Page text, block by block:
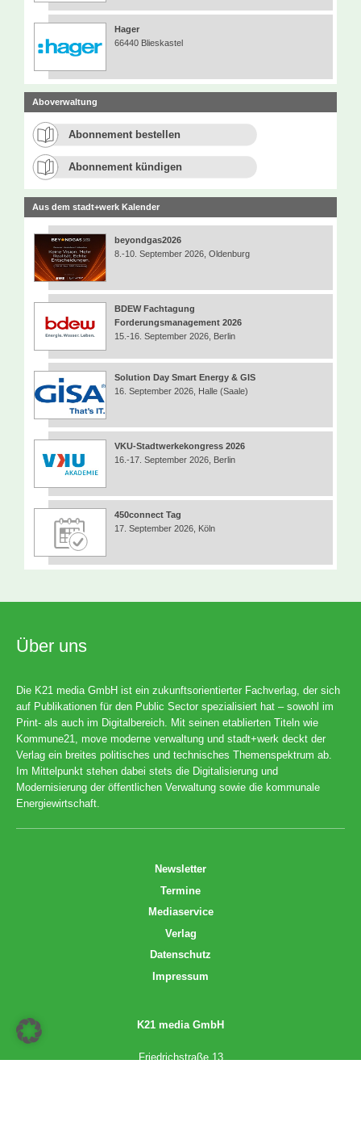
Hager
66440 Blieskastel
Aboverwaltung
Abonnement bestellen
Abonnement kündigen
Aus dem stadt+werk Kalender
beyondgas2026
8.-10. September 2026, Oldenburg
BDEW Fachtagung
Forderungsmanagement 2026
15.-16. September 2026, Berlin
Solution Day Smart Energy & GIS
16. September 2026, Halle (Saale)
VKU-Stadtwerkekongress 2026
16.-17. September 2026, Berlin
450connect Tag
17. September 2026, Köln
Über uns
Die K21 media GmbH ist ein zukunftsorientierter Fachverlag, der sich
auf Publikationen für den Public Sector spezialisiert hat – sowohl im
Print- als auch im Digitalbereich. Mit seinen etablierten Titeln wie
Kommune21, move moderne verwaltung und stadt+werk deckt der
Verlag ein breites politisches und technisches Themenspektrum ab.
Im Mittelpunkt stehen dabei stets die Digitalisierung und
Modernisierung der öffentlichen Verwaltung sowie die kommunale
Energiewirtschaft.
Newsletter
Termine
Mediaservice
Verlag
Datenschutz
Impressum
K21 media GmbH
Friedrichstraße 13